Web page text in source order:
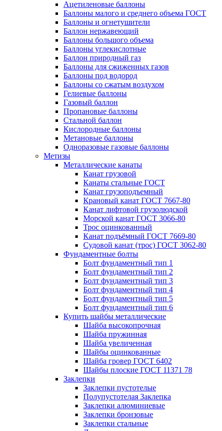
Ацетиленовые баллоны
Баллоны малого и среднего объема ГОСТ
Баллоны и огнетушители
Баллон нержавеющий
Баллоны большого объема
Баллоны углекислотные
Баллон природный газ
Баллоны для сжиженных газов
Баллоны под водород
Баллоны со сжатым воздухом
Гелиевые баллоны
Газовый баллон
Пропановые баллоны
Стальной баллон
Кислородные баллоны
Метановые баллоны
Одноразовые газовые баллоны
Метизы
Металлические канаты
Канат грузовой
Канаты стальные ГОСТ
Канат грузоподъемный
Крановый канат ГОСТ 7667-80
Канат лифтовой грузолюдской
Морской канат ГОСТ 3066-80
Трос оцинкованный
Канат подъёмный ГОСТ 7669-80
Судовой канат (трос) ГОСТ 3062-80
Фундаментные болты
Болт фундаментный тип 1
Болт фундаментный тип 2
Болт фундаментный тип 3
Болт фундаментный тип 4
Болт фундаментный тип 5
Болт фундаментный тип 6
Купить шайбы металлические
Шайба высокопрочная
Шайба пружинная
Шайба увеличенная
Шайбы оцинкованные
Шайба гровер ГОСТ 6402
Шайбы плоские ГОСТ 11371 78
Заклепки
Заклепки пустотелые
Полупустотелая Заклепка
Заклепки алюминиевые
Заклепки бронзовые
Заклепки стальные